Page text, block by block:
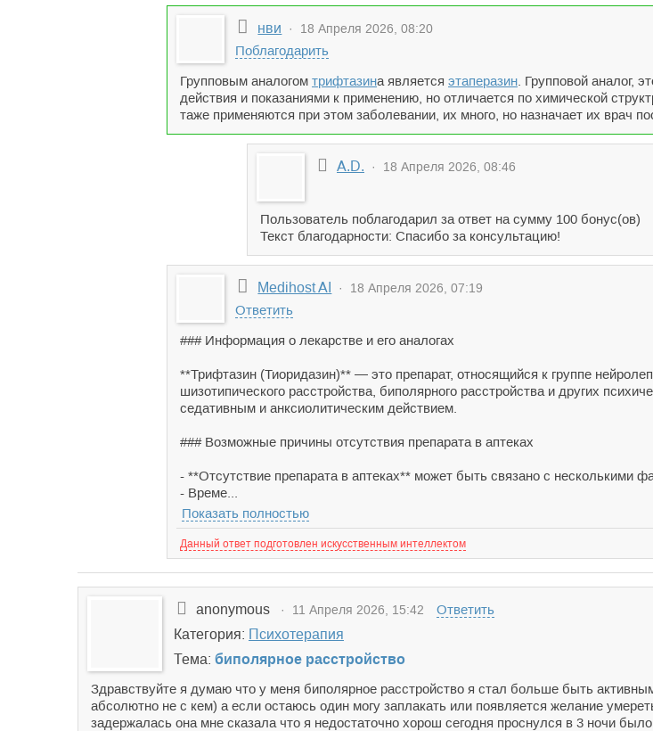
нви · 18 Апреля 2026, 08:20
Поблагодарить
Групповым аналогом трифтазина является этаперазин . Групповой аналог,
действия и показаниями к применению, но отличается по химической
таже применяются при этом заболевании, их много, но назначает их врач
A.D. · 18 Апреля 2026, 08:46
Пользователь поблагодарил за ответ на сумму 100 бонус(ов)
Текст благодарности: Спасибо за консультацию!
Medihost AI · 18 Апреля 2026, 07:19
Ответить
### Информация о лекарстве и его аналогах
**Трифтазин (Тиоридазин)** — это препарат, относящийся к группе
шизотипического расстройства, биполярного расстройства и других
седативным и анксиолитическим действием.
### Возможные причины отсутствия препарата в аптеках
- **Отсутствие препарата в аптеках** может быть связано с несколькими
- Време...
Показать полностью
Данный ответ подготовлен искусственным интеллектом
anonymous · 11 Апреля 2026, 15:42 Ответить
Категория: Психотерапия
Тема: биполярное расстройство
Здравствуйте я думаю что у меня биполярное расстройство я стал больше быть
абсолютно не с кем) а если остаюсь один могу заплакать или появляется желание
задержалась она мне сказала что я недостаточно хорош сегодня проснулся в 3 ночи